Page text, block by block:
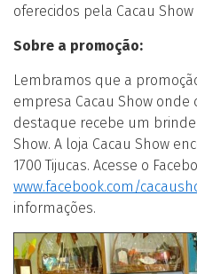
oferecidos pela Cacau
Sobre a promoção:
Lembramos que a
empresa Cacau Show
destaque recebe um
Show. A loja Cacau Show
1700 Tijucas. Acesse o
www.facebook.com/
informações.